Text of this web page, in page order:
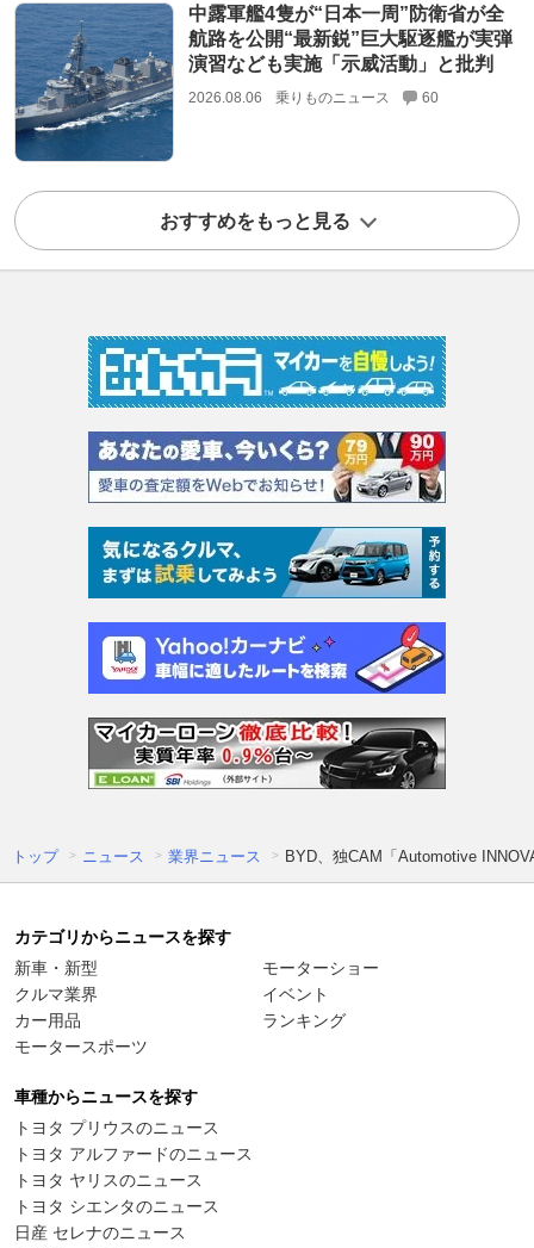
中露軍艦4隻が“日本一周”防衛省が全
航路を公開“最新鋭”巨大駆逐艦が実弾
演習なども実施「示威活動」と批判
2026.08.06 乗りものニュース 60
おすすめをもっと見る
トップ ニュース 業界ニュース BYD、独CAM「Automotive
カテゴリからニュースを探す
新車・新型
クルマ業界
カー用品
モータースポーツ
モーターショー
イベント
ランキング
車種からニュースを探す
トヨタ プリウスのニュース
トヨタ アルファードのニュース
トヨタ ヤリスのニュース
トヨタ シエンタのニュース
日産 セレナのニュース